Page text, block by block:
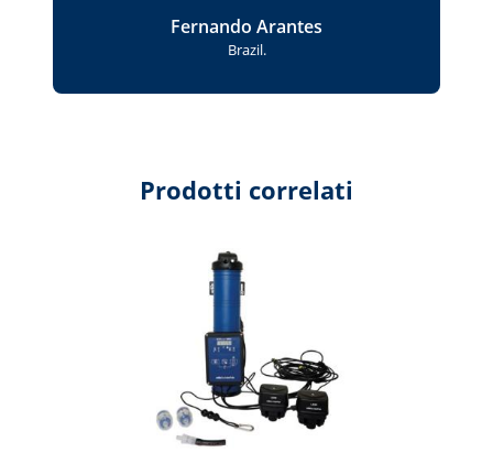
Fernando Arantes
Brazil.
Prodotti correlati